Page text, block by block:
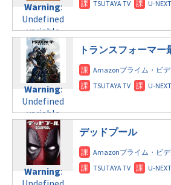
Warning:
Undefined
variable
$post_id in
/home/c4607168/public_html/
doga.com/wp-
content/themes/soledad-
child/post-
formats/format-
tax.phpon
line112
Warning:
Undefined
variable
Warning:
Undefined
variable
$post_id in
/home/c4607168/public_html/
doga.com/wp-
content/themes/soledad-
child/post-
トランスフォーマー
Warning:
デッドプール